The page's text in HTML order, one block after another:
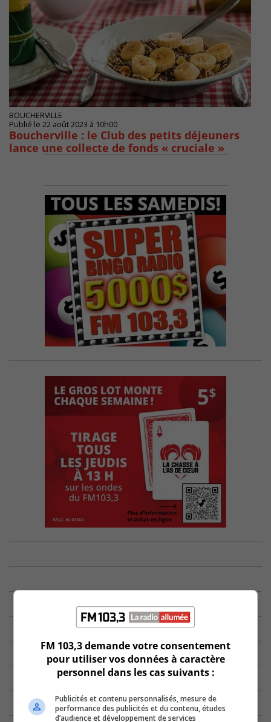
BOUCHERVILLE
Publié le 22 août 2023 à 10h00
Boucherville : le Club des petits déjeuners
lance une collecte de fonds « cruciale »
FM 103,3 demande votre consentement
pour utiliser vos données à caractère
personnel dans les cas suivants :
Publicités et contenu personnalisés, mesure de
performance des publicités et du contenu, études
d’audience et développement de services